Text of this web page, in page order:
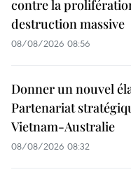
contre la
destruction massive
08/08/2026 08:56
Donner un nouvel
Partenariat
Vietnam-Australie
08/08/2026 08:32